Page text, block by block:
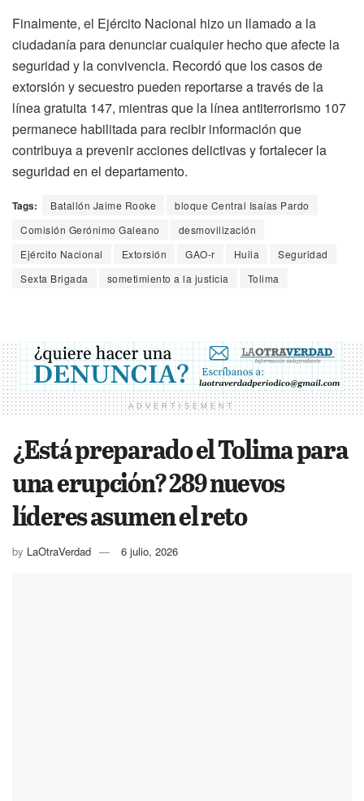
Finalmente, el Ejército Nacional hizo un llamado a la
ciudadanía para denunciar cualquier hecho que afecte la
seguridad y la convivencia. Recordó que los casos de
extorsión y secuestro pueden reportarse a través de la
línea gratuita 147, mientras que la línea antiterrorismo 107
permanece habilitada para recibir información que
contribuya a prevenir acciones delictivas y fortalecer la
seguridad en el departamento.
Tags: Batallón Jaime Rooke
bloque Central Isaías Pardo
Comisión Gerónimo Galeano
desmovilización
Ejército Nacional
Extorsión GAO-r Huila
Seguridad
Sexta Brigada
sometimiento a la justicia Tolima
ADVERTISEMENT
¿Está preparado el Tolima para
una erupción? 289 nuevos
líderes asumen el reto
by LaOtraVerdad 6 julio, 2026